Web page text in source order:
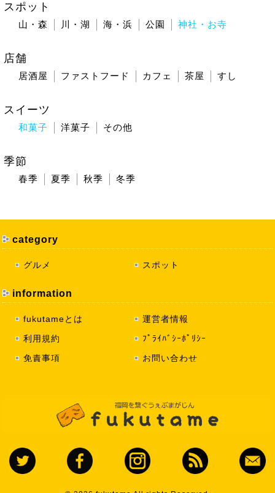
スポット
山・森 川・湖 海・浜 公園 神社・お寺
店舗
居酒屋 ファストフード カフェ 茶屋 すし
スイーツ
和菓子 洋菓子 その他
季節
春季 夏季 秋季 冬季
category
グルメ スポット
information
fukutameとは
運営者情報
利用規約
ﾌﾟﾗｲﾊﾞｼｰﾎﾟﾘｼｰ
免責事項
お問い合わせ